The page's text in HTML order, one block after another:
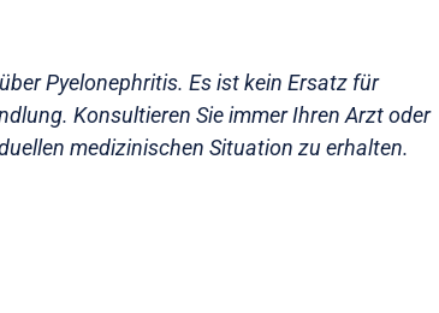
Pyelonephritis. Es ist kein Ersatz für
Konsultieren Sie immer Ihren Arzt oder
medizinischen Situation zu erhalten.